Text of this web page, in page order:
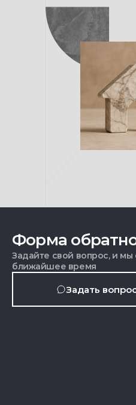
Форма
Задайте свой вопрос, и
ближайшее время
Задать